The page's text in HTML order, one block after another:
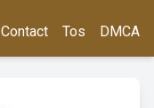
Contact Tos DMCA